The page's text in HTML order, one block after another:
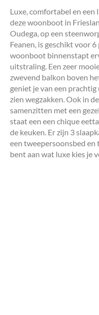
Luxe, comfortabel en
deze woonboot in
Oudega, op een
Feanen, is geschikt voor
woonboot binnenstapt
uitstraling. Een zeer
zwevend balkon boven
geniet je van een prachtig
zien wegzakken. Ook in
samenzitten met een
staat een een chique
de keuken. Er zijn 3
een tweepersoonsbed en
bent aan wat luxe kies je